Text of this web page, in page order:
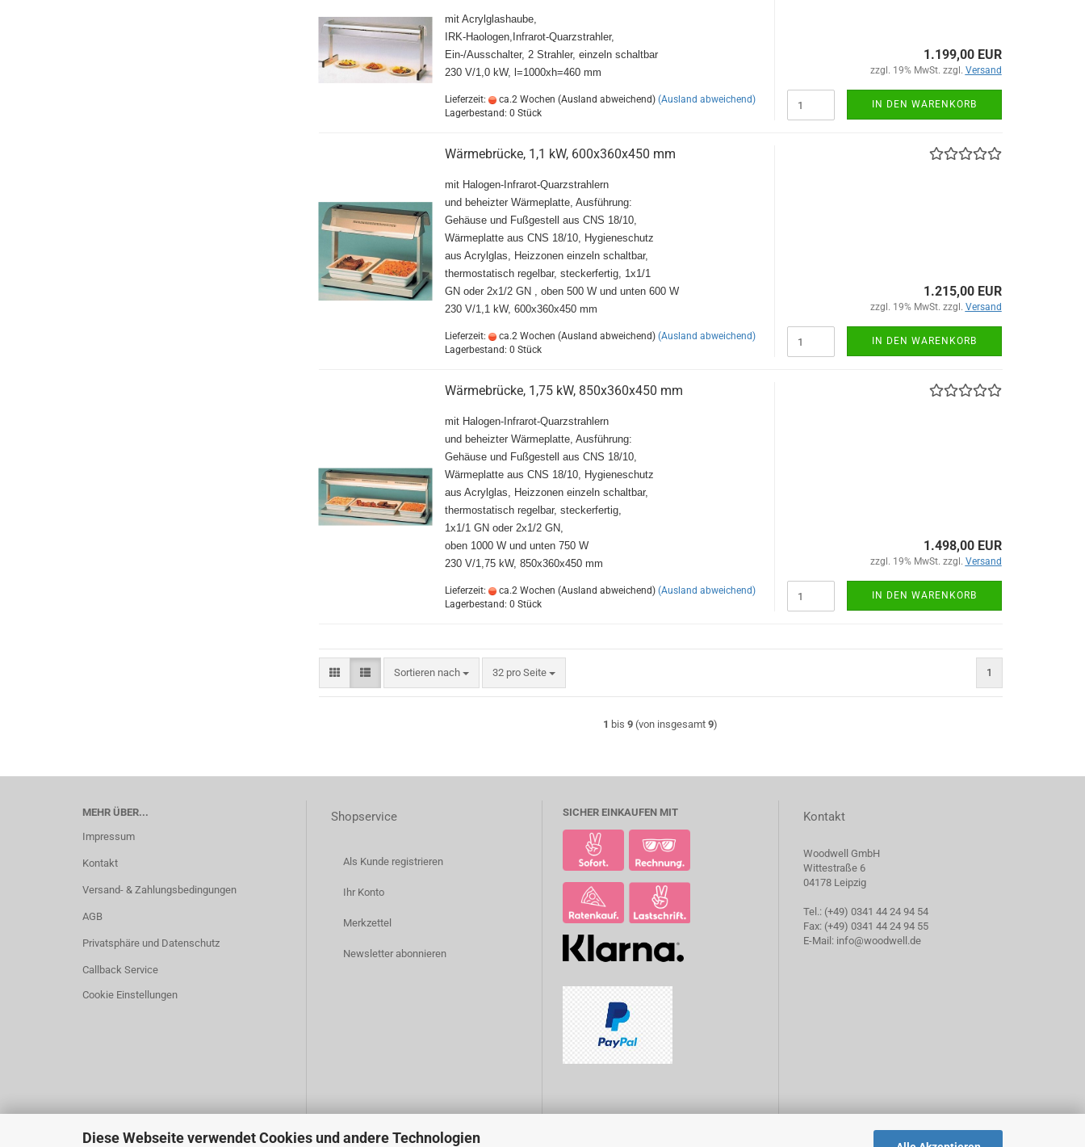
Diese Webseite verwendet Cookies und andere Technologien
mit Acrylglashaube,
IRK-Haologen,Infrarot-Quarzstrahler,
Ein-/Ausschalter, 2 Strahler, einzeln schaltbar
230 V/1,0 kW, l=1000xh=460 mm
Lieferzeit: ca.2 Wochen (Ausland abweichend) (Ausland abweichend)
Lagerbestand: 0 Stück
1.199,00 EUR
zzgl. 19% MwSt. zzgl. Versand
IN DEN WARENKORB
Wärmebrücke, 1,1 kW, 600x360x450 mm
mit Halogen-Infrarot-Quarzstrahlern
und beheizter Wärmeplatte, Ausführung:
Gehäuse und Fußgestell aus CNS 18/10,
Wärmeplatte aus CNS 18/10, Hygieneschutz
aus Acrylglas, Heizzonen einzeln schaltbar,
thermostatisch regelbar, steckerfertig, 1x1/1
GN oder 2x1/2 GN , oben 500 W und unten 600 W
230 V/1,1 kW, 600x360x450 mm
Lieferzeit: ca.2 Wochen (Ausland abweichend) (Ausland abweichend)
Lagerbestand: 0 Stück
1.215,00 EUR
zzgl. 19% MwSt. zzgl. Versand
IN DEN WARENKORB
Wärmebrücke, 1,75 kW, 850x360x450 mm
mit Halogen-Infrarot-Quarzstrahlern
und beheizter Wärmeplatte, Ausführung:
Gehäuse und Fußgestell aus CNS 18/10,
Wärmeplatte aus CNS 18/10, Hygieneschutz
aus Acrylglas, Heizzonen einzeln schaltbar,
thermostatisch regelbar, steckerfertig,
1x1/1 GN oder 2x1/2 GN,
oben 1000 W und unten 750 W
230 V/1,75 kW, 850x360x450 mm
Lieferzeit: ca.2 Wochen (Ausland abweichend) (Ausland abweichend)
Lagerbestand: 0 Stück
1.498,00 EUR
zzgl. 19% MwSt. zzgl. Versand
IN DEN WARENKORB
Sortieren nach
Sortieren nach 32 pro Seite
pro Seite 1
1 bis9 (von insgesamt9)
MEHR ÜBER...
Impressum
Kontakt
Versand- & Zahlungsbedingungen
AGB
Privatsphäre und Datenschutz
Callback Service
Cookie Einstellungen
Shopservice
Als Kunde registrieren
Ihr Konto
Merkzettel
Newsletter abonnieren
SICHER EINKAUFEN MIT Kontakt
Woodwell GmbH
Wittestraße 6
04178 Leipzig
Tel.: (+49) 0341 44 24 94 54
Fax: (+49) 0341 44 24 94 55
E-Mail: info@woodwell.de